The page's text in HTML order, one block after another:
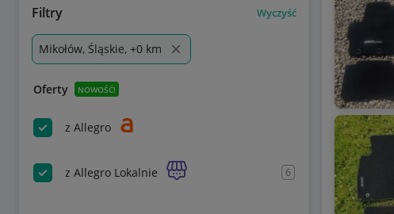
Filtry Wyczyść
Mikołów, Śląskie, +0 km
Oferty NOWOŚĆ!
z Allegro
z Allegro Lokalnie 6